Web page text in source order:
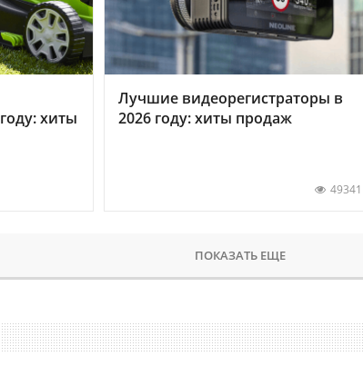
хиты
Лучшие видеорегистраторы в
2026 году: хиты продаж
49341
ПОКАЗАТЬ ЕЩЕ